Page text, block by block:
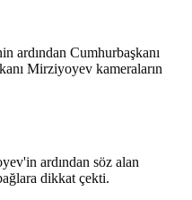
ardından Cumhurbaşkanı
Mirziyoyev kameraların
ardından söz alan
dikkat çekti.